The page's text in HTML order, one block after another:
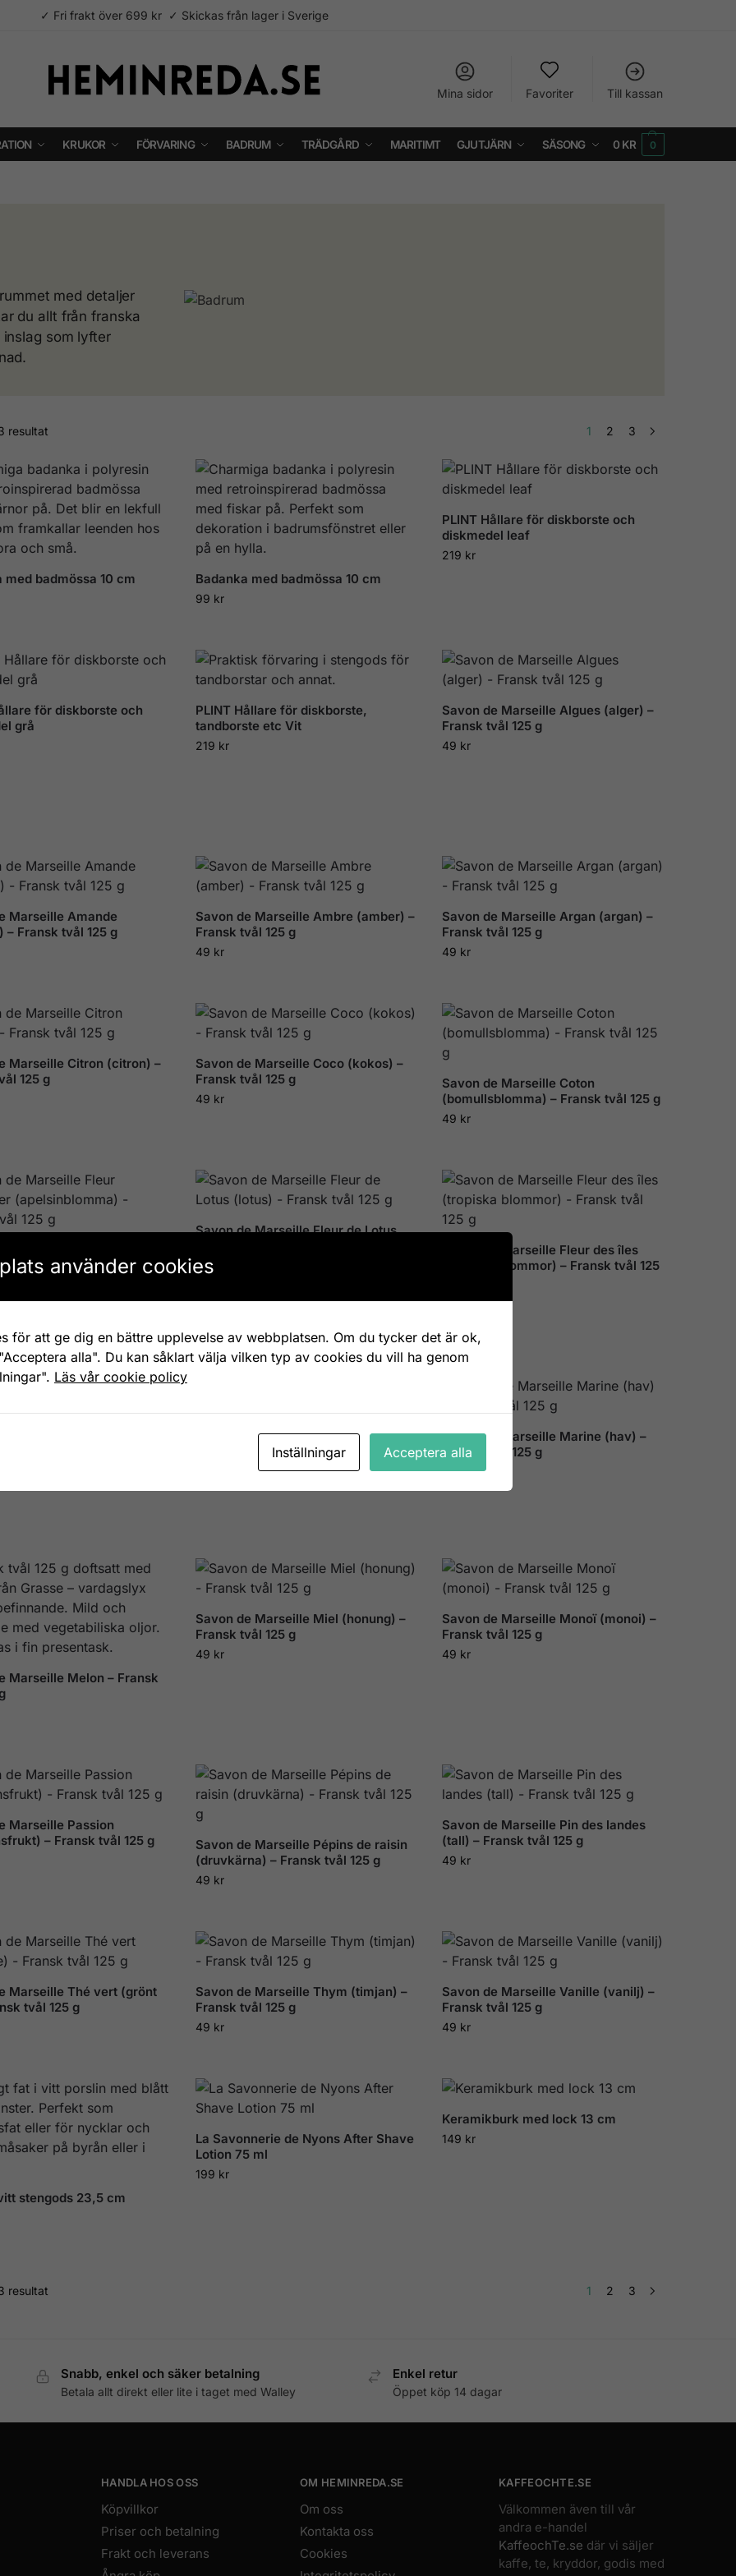
✓ Fri frakt över 699 kr ✓ Skickas från lager i Sverige
Mina sidor Favoriter Till kassan
KRUKOR FÖRVARING BADRUM TRÄDGÅRD MARITIMT GJUTJÄRN SÄSONG 0 KR 0
med detaljer
du allt från franska
som lyfter
resultat 1 2 3
med badmössa 10 cm Badanka med badmössa 10 cm
99 kr
PLINT Hållare för diskborste och
diskmedel leaf
219 kr
för diskborste och
grå
PLINT Hållare för diskborste,
tandborste etc Vit
219 kr
Savon de Marseille Algues (alger) –
Fransk tvål 125 g
49 kr
Marseille Amande
– Fransk tvål 125 g
Savon de Marseille Ambre (amber) –
Fransk tvål 125 g
49 kr
Savon de Marseille Argan (argan) –
Fransk tvål 125 g
49 kr
Marseille Citron (citron) –
125 g
Savon de Marseille Coco (kokos) –
Fransk tvål 125 g
49 kr
Savon de Marseille Coton
(bomullsblomma) – Fransk tvål 125 g
49 kr
– Fransk tvål 125 g
Savon de Marseille Fleur de Lotus
49
Savon de Marseille Fleur des îles
(tropiska blommor) – Fransk tvål 125
49kr
Savon de Marseille Lavande
(lavendel) – Fransk tvål 125 g
Savon de Marseille Marine (hav) –
Fransk tvål 125 g
49kr
Marseille Melon – Fransk
Savon de Marseille Miel (honung) –
Fransk tvål 125 g
49 kr
Savon de Marseille Monoï (monoi) –
Fransk tvål 125 g
49 kr
Marseille Passion
– Fransk tvål 125 g
Savon de Marseille Pépins de raisin
(druvkärna) – Fransk tvål 125 g
49 kr
Savon de Marseille Pin des landes
(tall) – Fransk tvål 125 g
49 kr
Marseille Thé vert (grönt
tvål 125 g
Savon de Marseille Thym (timjan) –
Fransk tvål 125 g
49 kr
Savon de Marseille Vanille (vanilj) –
Fransk tvål 125 g
49 kr
stengods 23,5 cm
La Savonnerie de Nyons After Shave
Lotion 75 ml
199 kr
Keramikburk med lock 13 cm
149 kr
resultat 1 2 3
Snabb, enkel och säker betalning
Betala allt direkt eller lite i taget med Walley
Enkel retur
Öppet köp 14 dagar
HANDLA HOS OSS
Köpvillkor
Priser och betalning
Frakt och leverans
OM HEMINREDA.SE
Om oss
Kontakta oss
Cookies
KAFFEOCHTE.SE
Välkommen även till vår
andra e-handel
KaffeochTe.se där vi säljer
kaffe, te, kryddor, godis med
använder cookies
för att ge dig en bättre upplevelse av webbplatsen. Om du tycker det är ok,
alla". Du kan såklart välja vilken typ av cookies du vill ha genom
Läs vår cookie policy
Inställningar Acceptera alla